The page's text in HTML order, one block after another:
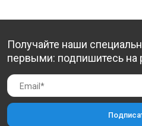
Получайте наши
первыми: подпишитесь на